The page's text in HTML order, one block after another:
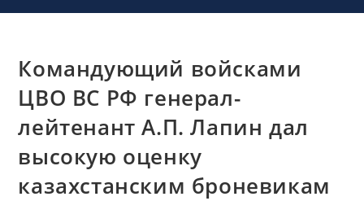
Командующий войсками
ЦВО ВС РФ генерал-
лейтенант А.П. Лапин дал
высокую оценку
казахстанским броневикам